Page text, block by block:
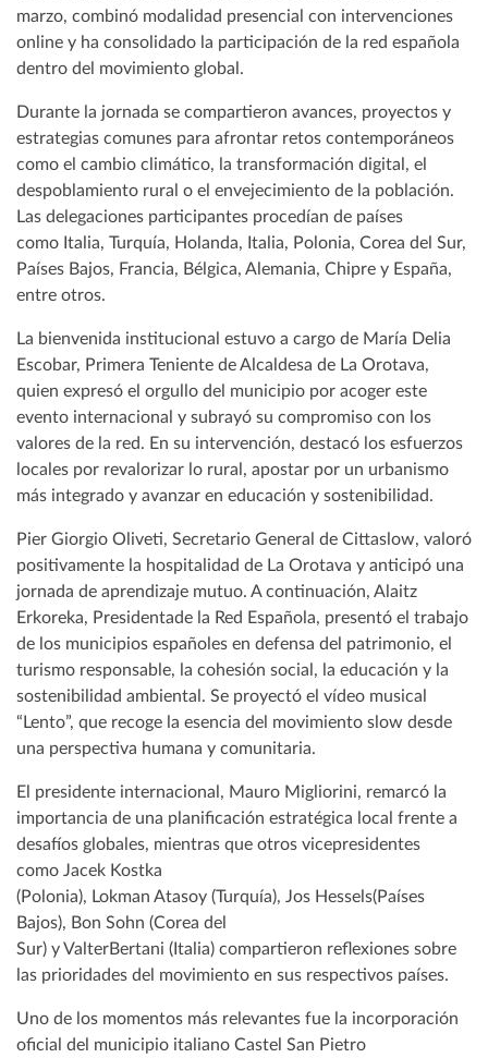
marzo, combinó modalidad presencial con intervenciones
online y ha consolidado la participación de la red española
dentro del movimiento global.
Durante la jornada se compartieron avances, proyectos y
estrategias comunes para afrontar retos contemporáneos
como el cambio climático, la transformación digital, el
despoblamiento rural o el envejecimiento de la población.
Las delegaciones participantes procedían de países
como Italia, Turquía, Holanda, Italia, Polonia, Corea del Sur,
Países Bajos, Francia, Bélgica, Alemania, Chipre y España,
entre otros.
La bienvenida institucional estuvo a cargo de María Delia
Escobar, Primera Teniente de Alcaldesa de La Orotava,
quien expresó el orgullo del municipio por acoger este
evento internacional y subrayó su compromiso con los
valores de la red. En su intervención, destacó los esfuerzos
locales por revalorizar lo rural, apostar por un urbanismo
más integrado y avanzar en educación y sostenibilidad.
Pier Giorgio Oliveti, Secretario General de Cittaslow, valoró
positivamente la hospitalidad de La Orotava y anticipó una
jornada de aprendizaje mutuo. A continuación, Alaitz
Erkoreka, Presidentade la Red Española, presentó el trabajo
de los municipios españoles en defensa del patrimonio, el
turismo responsable, la cohesión social, la educación y la
sostenibilidad ambiental. Se proyectó el vídeo musical
“Lento”, que recoge la esencia del movimiento slow desde
una perspectiva humana y comunitaria.
El presidente internacional, Mauro Migliorini, remarcó la
importancia de una planificación estratégica local frente a
desafíos globales, mientras que otros vicepresidentes
como Jacek Kostka
(Polonia), Lokman Atasoy (Turquía), Jos Hessels(Países
Bajos), Bon Sohn (Corea del
Sur) y ValterBertani (Italia) compartieron reflexiones sobre
las prioridades del movimiento en sus respectivos países.
Uno de los momentos más relevantes fue la incorporación
oficial del municipio italiano Castel San Pietro